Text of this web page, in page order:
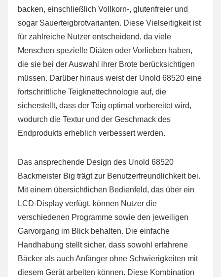
backen, einschließlich Vollkorn-, glutenfreier und
sogar Sauerteigbrotvarianten. Diese Vielseitigkeit ist
für zahlreiche Nutzer entscheidend, da viele
Menschen spezielle Diäten oder Vorlieben haben,
die sie bei der Auswahl ihrer Brote berücksichtigen
müssen. Darüber hinaus weist der Unold 68520 eine
fortschrittliche Teigknettechnologie auf, die
sicherstellt, dass der Teig optimal vorbereitet wird,
wodurch die Textur und der Geschmack des
Endprodukts erheblich verbessert werden.
Das ansprechende Design des Unold 68520
Backmeister Big trägt zur Benutzerfreundlichkeit bei.
Mit einem übersichtlichen Bedienfeld, das über ein
LCD-Display verfügt, können Nutzer die
verschiedenen Programme sowie den jeweiligen
Garvorgang im Blick behalten. Die einfache
Handhabung stellt sicher, dass sowohl erfahrene
Bäcker als auch Anfänger ohne Schwierigkeiten mit
diesem Gerät arbeiten können. Diese Kombination